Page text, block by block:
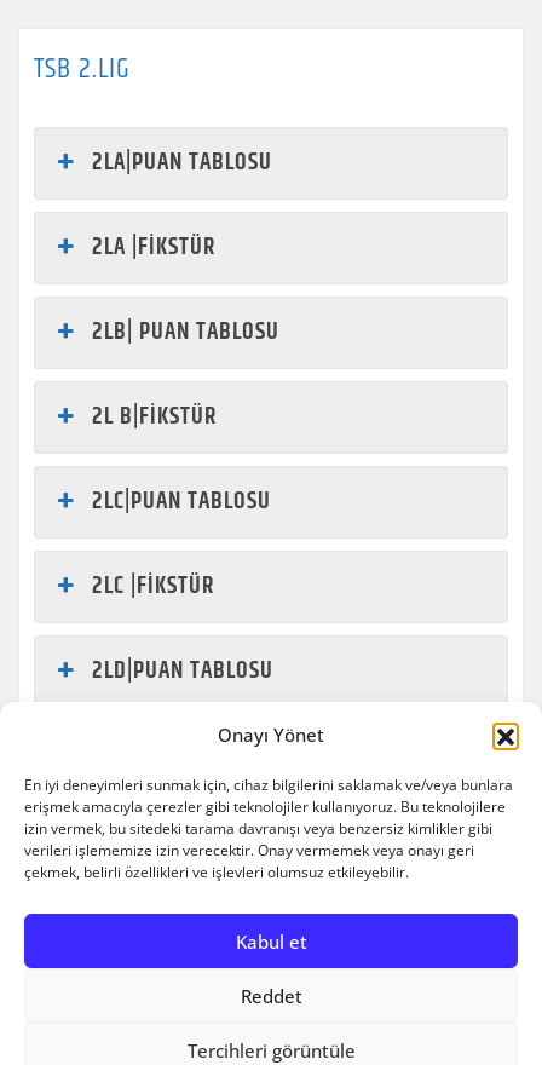
Onayı Yönet
En iyi deneyimleri sunmak için, cihaz bilgilerini saklamak ve/veya bunlara
erişmek amacıyla çerezler gibi teknolojiler kullanıyoruz. Bu teknolojilere
izin vermek, bu sitedeki tarama davranışı veya benzersiz kimlikler gibi
verileri işlememize izin verecektir. Onay vermemek veya onayı geri
çekmek, belirli özellikleri ve işlevleri olumsuz etkileyebilir.
Kabul et
Reddet
Tercihleri görüntüle
TSB 2.LIG
2LA|PUAN TABLOSU
2LA |FİKSTÜR
2LB| PUAN TABLOSU
2L B|FİKSTÜR
2LC|PUAN TABLOSU
2LC |FİKSTÜR
2LD|PUAN TABLOSU
Copyright © 2010-2025 | engelsizbasket | All rights
reserved.|NewsiobyThemeArile